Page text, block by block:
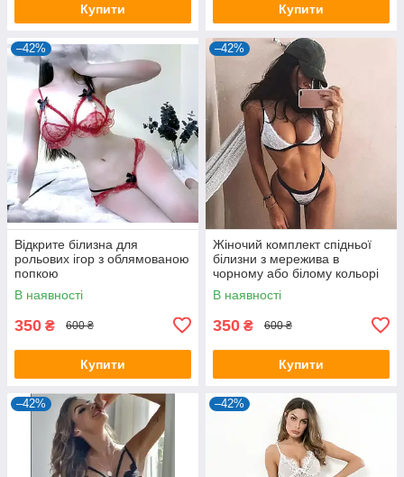
Купити Купити
–42%
Відкрите білизна для
рольових ігор з облямованою
попкою
В наявності
350 ₴ 600 ₴
Купити
–42%
Жіночий комплект спідньої
білизни з мережива в
чорному або білому кольорі
В наявності
350 ₴ 600 ₴
Купити
–42% –42%